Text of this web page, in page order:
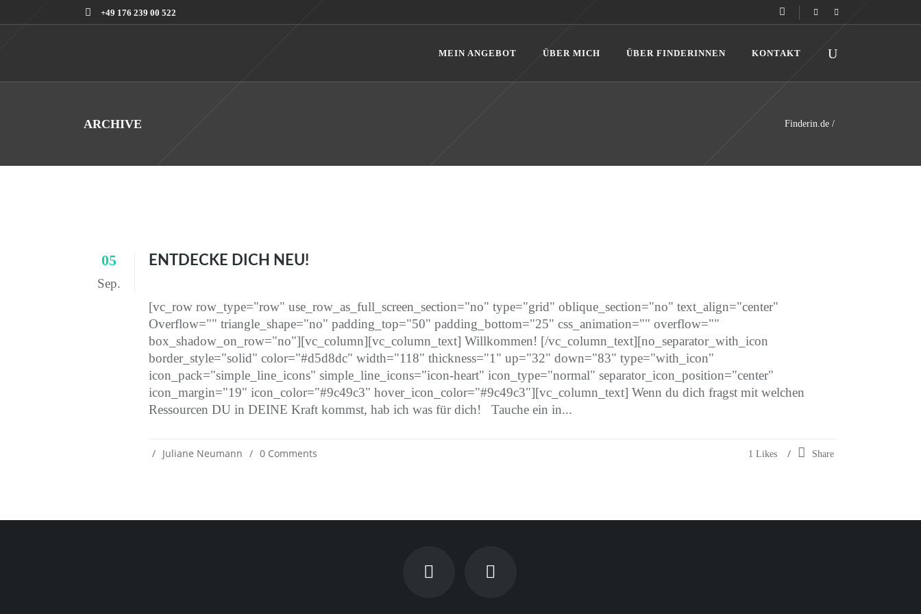
+49 176 239 00 522
MEIN ANGEBOT ÜBER MICH ÜBER FINDERINNEN KONTAKT
ARCHIVE Finderin.de /
05
Sep.
ENTDECKE DICH NEU!
[vc_row row_type="row" use_row_as_full_screen_section="no" type="grid" oblique_section="no" text_align="center"
Overflow="" triangle_shape="no" padding_top="50" padding_bottom="25" css_animation="" overflow=""
box_shadow_on_row="no"][vc_column][vc_column_text] Willkommen! [/vc_column_text][no_separator_with_icon
border_style="solid" color="#d5d8dc" width="118" thickness="1" up="32" down="83" type="with_icon"
icon_pack="simple_line_icons" simple_line_icons="icon-heart" icon_type="normal" separator_icon_position="center"
icon_margin="19" icon_color="#9c49c3" hover_icon_color="#9c49c3"][vc_column_text] Wenn du dich fragst mit welchen
Ressourcen DU in DEINE Kraft kommst, hab ich was für dich! Tauche ein in...
Juliane Neumann 0 Comments Share
1 Likes